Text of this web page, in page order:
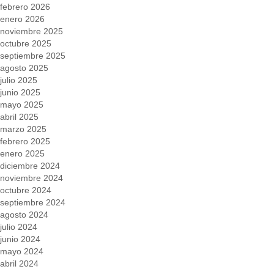
febrero 2026
enero 2026
noviembre 2025
octubre 2025
septiembre 2025
agosto 2025
julio 2025
junio 2025
mayo 2025
abril 2025
marzo 2025
febrero 2025
enero 2025
diciembre 2024
noviembre 2024
octubre 2024
septiembre 2024
agosto 2024
julio 2024
junio 2024
mayo 2024
abril 2024